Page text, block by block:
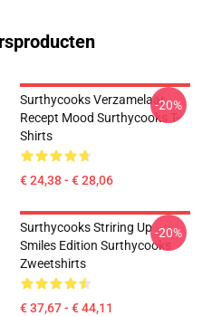
Surthycooks Verzamelaar
Recept Mood Surthycooks T-
Shirts
€ 24,38 - € 28,06
-20%
Surthycooks Striring Up
Smiles Edition Surthycooks
Zweetshirts
€ 37,67 - € 44,11
-20%